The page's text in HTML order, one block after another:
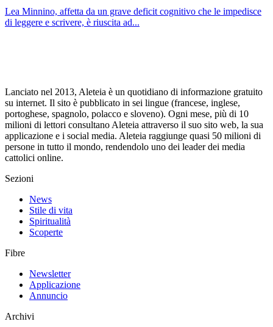
Lea Minnino, affetta da un grave deficit cognitivo che le impedisce
di leggere e scrivere, è riuscita ad...
Lanciato nel 2013, Aleteia è un quotidiano di informazione gratuito
su internet. Il sito è pubblicato in sei lingue (francese, inglese,
portoghese, spagnolo, polacco e sloveno). Ogni mese, più di 10
milioni di lettori consultano Aleteia attraverso il suo sito web, la sua
applicazione e i social media. Aleteia raggiunge quasi 50 milioni di
persone in tutto il mondo, rendendolo uno dei leader dei media
cattolici online.
Sezioni
News
Stile di vita
Spiritualità
Scoperte
Fibre
Newsletter
Applicazione
Annuncio
Archivi